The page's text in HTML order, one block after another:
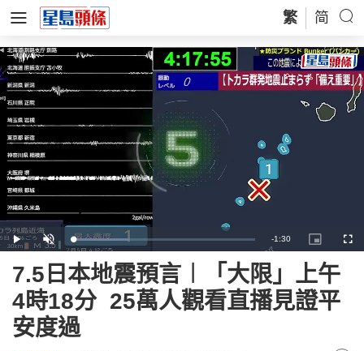
繁 简
Play Unmute Loaded:
30.81%
Remaining
-1:30
Picture-
in-
7.5日本地震預言︱「大限」上午
4時18分 25萬人觀看直播見證平
安度過